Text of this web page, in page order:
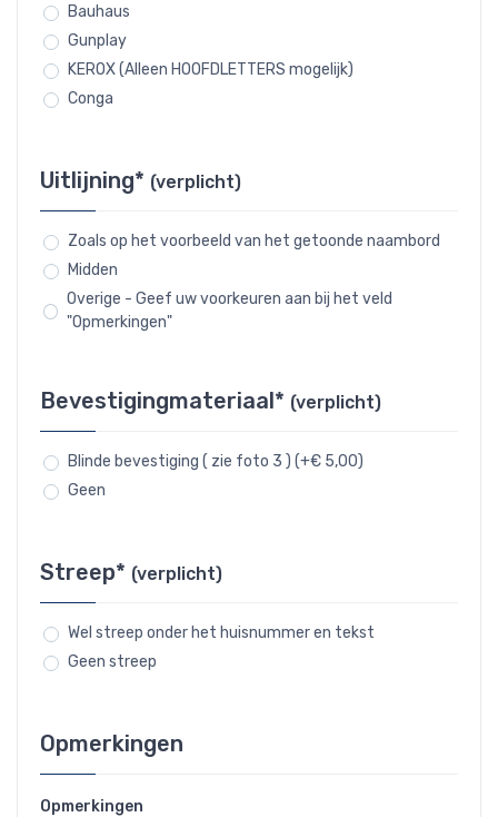
Bauhaus
Gunplay
KEROX (Alleen HOOFDLETTERS mogelijk)
Conga
Uitlijning* (verplicht)
Zoals op het voorbeeld van het getoonde naambord
Midden
Overige - Geef uw voorkeuren aan bij het veld
"Opmerkingen"
Bevestigingmateriaal* (verplicht)
Blinde bevestiging ( zie foto 3 ) (+€ 5,00)
Geen
Streep* (verplicht)
Wel streep onder het huisnummer en tekst
Geen streep
Opmerkingen
Opmerkingen